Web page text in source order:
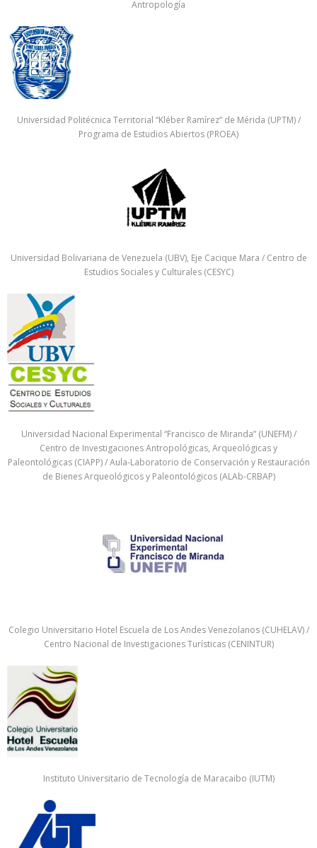
Antropología
Universidad Politécnica Territorial “Kléber Ramírez” de Mérida (UPTM) /
Programa de Estudios Abiertos (PROEA)
Universidad Bolivariana de Venezuela (UBV), Eje Cacique Mara / Centro de
Estudios Sociales y Culturales (CESYC)
Universidad Nacional Experimental “Francisco de Miranda” (UNEFM) /
Centro de Investigaciones Antropológicas, Arqueológicas y
Paleontológicas (CIAPP) / Aula-Laboratorio de Conservación y Restauración
de Bienes Arqueológicos y Paleontológicos (ALAb-CRBAP)
Colegio Universitario Hotel Escuela de Los Andes Venezolanos (CUHELAV) /
Centro Nacional de Investigaciones Turísticas (CENINTUR)
Instituto Universitario de Tecnología de Maracaibo (IUTM)